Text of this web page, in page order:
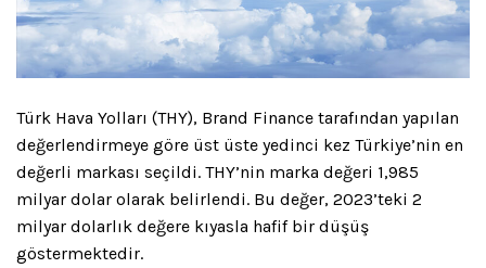
Türk Hava Yolları (THY), Brand Finance tarafından yapılan
değerlendirmeye göre üst üste yedinci kez Türkiye’nin en
değerli markası seçildi. THY’nin marka değeri 1,985
milyar dolar olarak belirlendi. Bu değer, 2023’teki 2
milyar dolarlık değere kıyasla hafif bir düşüş
göstermektedir.